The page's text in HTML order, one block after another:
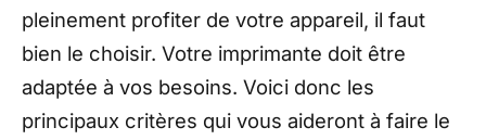
pleinement profiter de votre appareil, il faut
bien le choisir. Votre imprimante doit être
adaptée à vos besoins. Voici donc les
principaux critères qui vous aideront à faire le